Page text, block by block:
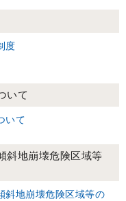
度
いて
いて
斜地崩壊危険区域等
斜地崩壊危険区域等の